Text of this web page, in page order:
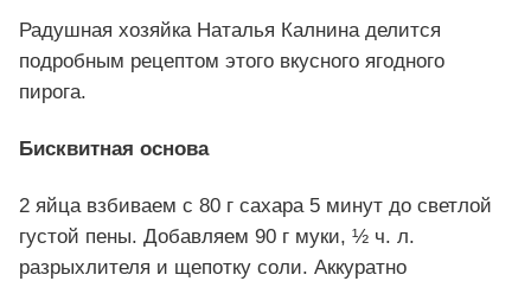
Радушная хозяйка Наталья Калнина делится
подробным рецептом этого вкусного ягодного
пирога.
Бисквитная основа
2 яйца взбиваем с 80 г сахара 5 минут до светлой
густой пены. Добавляем 90 г муки, ½ ч. л.
разрыхлителя и щепотку соли. Аккуратно